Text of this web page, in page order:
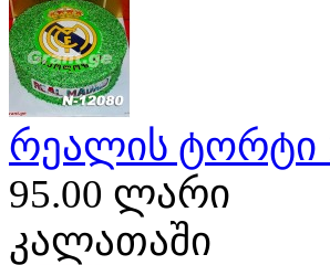
რეალის ტორტი
95.00 ლარი
კალათაში